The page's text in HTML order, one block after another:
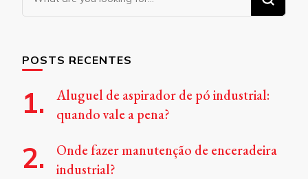
for
POSTS RECENTES
Aluguel de aspirador de pó industrial:
quando vale a pena?
Onde fazer manutenção de enceradeira
industrial?